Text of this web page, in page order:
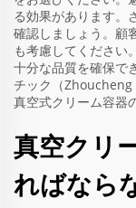
る効果があります。
確認しましょう。顧
も考慮してください
十分な品質を確保で
チック（Zhoucheng
真空式クリーム容器
真空クリ
ればなら